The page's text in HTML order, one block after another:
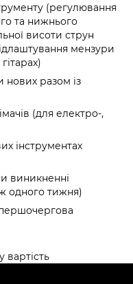
(регулювання
та нижнього
висоти струн
мензури
нових разом із
(для електро-,
інструментах
виникненні
одного тижня)
вартість